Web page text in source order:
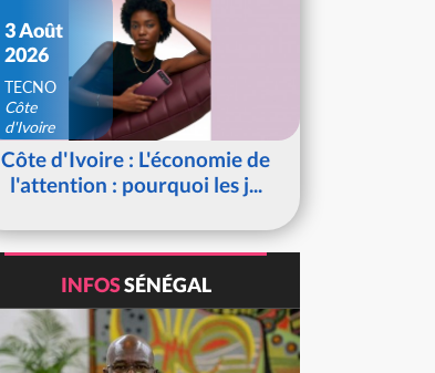
3 Août
2026
TECNO
Côte
d'Ivoire
Côte d'Ivoire : L'économie de
l'attention : pourquoi les j...
INFOSSÉNÉGAL